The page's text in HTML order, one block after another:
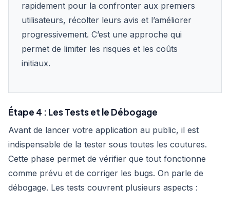
rapidement pour la confronter aux premiers
utilisateurs, récolter leurs avis et l’améliorer
progressivement. C’est une approche qui
permet de limiter les risques et les coûts
initiaux.
Étape 4 : Les Tests et le Débogage
Avant de lancer votre application au public, il est
indispensable de la tester sous toutes les coutures.
Cette phase permet de vérifier que tout fonctionne
comme prévu et de corriger les bugs. On parle de
débogage. Les tests couvrent plusieurs aspects :